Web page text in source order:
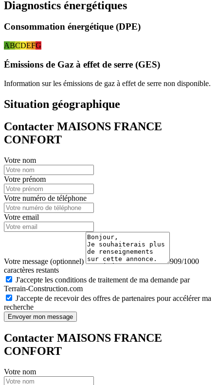
Diagnostics énergétiques
Consommation énergétique (DPE)
ABCDEFG
Émissions de Gaz à effet de serre (GES)
Information sur les émissions de gaz à effet de serre non disponible.
Situation géographique
Contacter MAISONS FRANCE
CONFORT
Votre nom
Votre prénom
Votre numéro de téléphone
Votre email
Votre message (optionnel)
909/1000
caractères restants
J'accepte les conditions de traitement de ma demande par
Terrain-Construction.com
J'accepte de recevoir des offres de partenaires pour accélérer ma
recherche
Envoyer mon message
Contacter MAISONS FRANCE
CONFORT
Votre nom